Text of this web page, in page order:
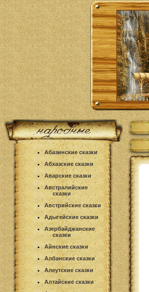
Абазинские сказки
Абхазские сказки
Аварские сказки
Австралийские
сказки
Австрийские сказки
Адыгейские сказки
Азербайджанские
сказки
Айнские сказки
Албанские сказки
Алеутские сказки
Алтайские сказки